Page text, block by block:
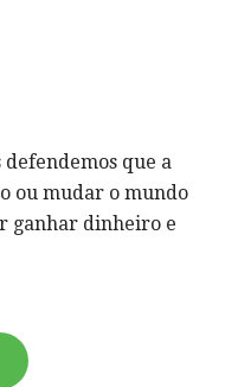
que a
ou mudar o mundo
ganhar dinheiro e